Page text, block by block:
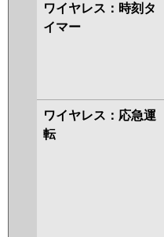
ワイヤレス：時刻タ
イマー
ワイヤレス：応急運
転